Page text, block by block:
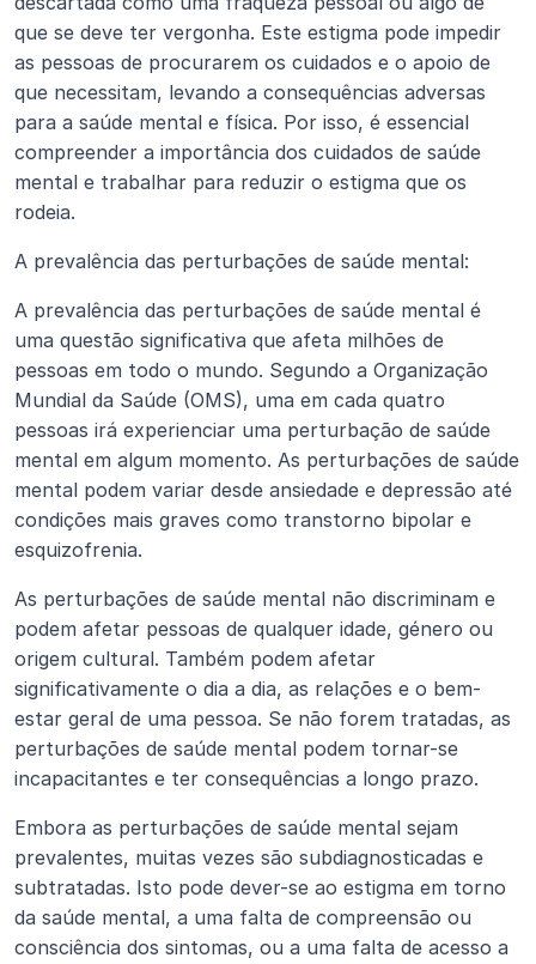
que se deve ter vergonha. Este estigma pode impedir
as pessoas de procurarem os cuidados e o apoio de
que necessitam, levando a consequências adversas
para a saúde mental e física. Por isso, é essencial
compreender a importância dos cuidados de saúde
mental e trabalhar para reduzir o estigma que os
rodeia.
A prevalência das perturbações de saúde mental:
A prevalência das perturbações de saúde mental é
uma questão significativa que afeta milhões de
pessoas em todo o mundo. Segundo a Organização
Mundial da Saúde (OMS), uma em cada quatro
pessoas irá experienciar uma perturbação de saúde
mental em algum momento. As perturbações de saúde
mental podem variar desde ansiedade e depressão até
condições mais graves como transtorno bipolar e
esquizofrenia.
As perturbações de saúde mental não discriminam e
podem afetar pessoas de qualquer idade, género ou
origem cultural. Também podem afetar
significativamente o dia a dia, as relações e o bem-
estar geral de uma pessoa. Se não forem tratadas, as
perturbações de saúde mental podem tornar-se
incapacitantes e ter consequências a longo prazo.
Embora as perturbações de saúde mental sejam
prevalentes, muitas vezes são subdiagnosticadas e
subtratadas. Isto pode dever-se ao estigma em torno
da saúde mental, a uma falta de compreensão ou
consciência dos sintomas, ou a uma falta de acesso a